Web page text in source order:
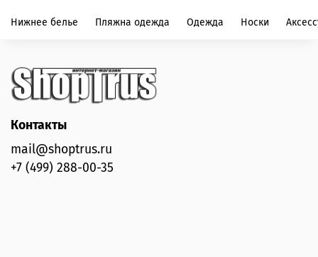
Нижнее белье Пляжна одежда Одежда Носки
Контакты
mail@shoptrus.ru
+7 (499) 288-00-35